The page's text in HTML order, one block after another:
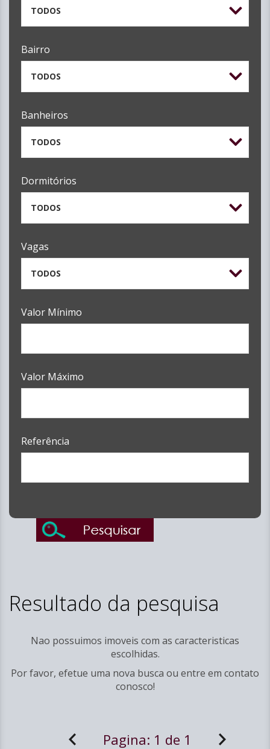
TODOS
Bairro
TODOS
Banheiros
TODOS
Dormitórios
TODOS
Vagas
TODOS
Valor Mínimo
Valor Máximo
Referência
Resultado da pesquisa
Nao possuimos imoveis com as caracteristicas
escolhidas.
Por favor, efetue uma nova busca ou entre em contato
conosco!
Pagina: 1 de 1